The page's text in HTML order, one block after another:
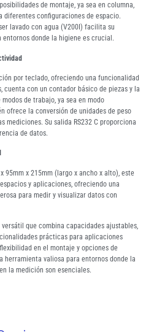
de montaje, ya sea en columna,
diferentes configuraciones de espacio.
lavado con agua (V200I) facilita su
donde la higiene es crucial.
por teclado, ofreciendo una funcionalidad
cuenta con un contador básico de piezas y la
de trabajo, ya sea en modo
ofrece la conversión de unidades de peso
mediciones. Su salida RS232 C proporciona
de datos.
95mm x 215mm (largo x ancho x alto), este
y aplicaciones, ofreciendo una
para medir y visualizar datos con
versátil que combina capacidades ajustables,
prácticas para aplicaciones
en el montaje y opciones de
herramienta valiosa para entornos donde la
la medición son esenciales.